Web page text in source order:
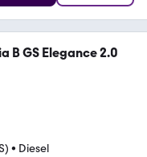
B GS Elegance 2.0
• Diesel